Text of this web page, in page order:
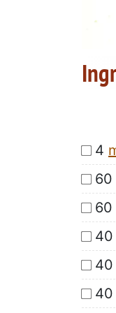
4
60
60
40
40
40